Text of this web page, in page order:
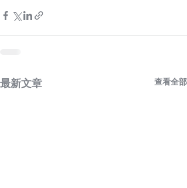
最新文章 查看全部